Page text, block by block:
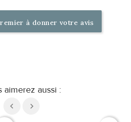
à donner votre avis
aimerez aussi :